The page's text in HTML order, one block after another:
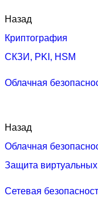
Назад
Криптография
СКЗИ, PKI, HSM
Облачная
Назад
Облачная
Защита
Сетевая